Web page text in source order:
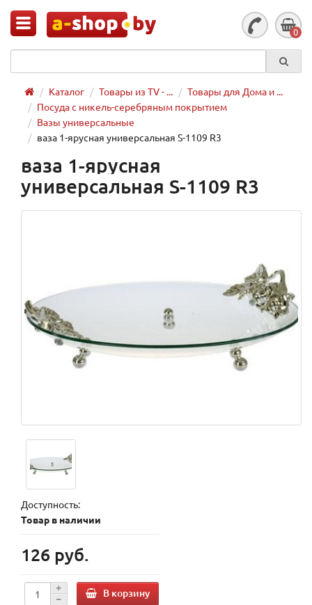
0
Каталог Товары из TV - ...
Товары для Дома и ...
Посуда с никель-серебряным покрытием
Вазы универсальные
ваза 1-ярусная универсальная S-1109 R3
ваза 1-ярусная
универсальная S-1109 R3
Доступность:
Товар в наличии
126 руб.
В корзину